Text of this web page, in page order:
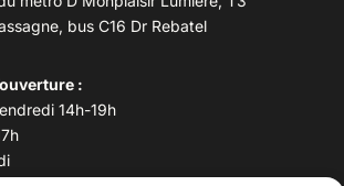
bus C16 Dr Rebatel
:
14h-19h